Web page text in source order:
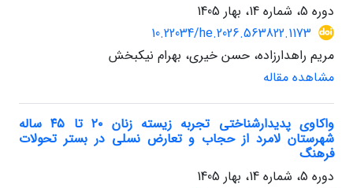
دوره 5، شماره 14، بهار 1405
10.22034/he.2026.563822.1173
مریم راهدارزاده، حسن خیری، بهرام نیکبخش
مشاهده مقاله
واکاوی پدیدارشناختی تجربه زیسته زنان ۲۰ تا ۴۵ ساله
شهرستان لامرد از حجاب و تعارض نسلی در بستر تحولات
فرهنگ
دوره 5، شماره 14، بهار 1405